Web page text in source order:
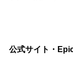
公式サイト・